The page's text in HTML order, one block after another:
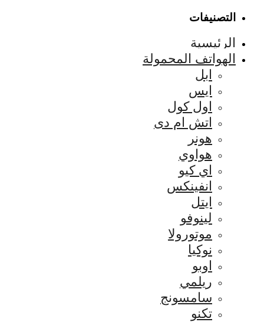
التصنيفات
الرئيسية
الهواتف المحمولة
ابل
ايس
اول كول
اتش ام دى
هونر
هواوي
اي كيو
انفينكس
ايتل
لينوفو
موتورولا
نوكيا
اوبو
ريلمي
سامسونج
تكنو